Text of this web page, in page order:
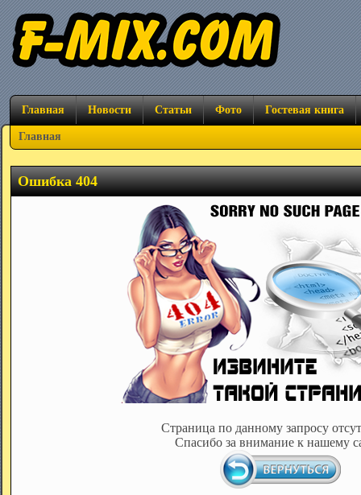
Главная Новости Статьи Фото Гостевая книга
Главная
Ошибка 404
Страница по данному запросу
Спасибо за внимание к нашему